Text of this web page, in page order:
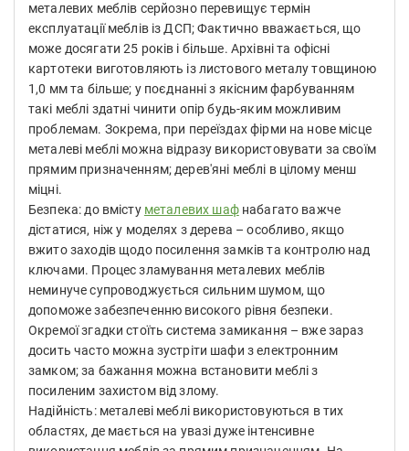
металевих меблів серйозно перевищує термін
експлуатації меблів із ДСП; Фактично вважається, що
може досягати 25 років і більше. Архівні та офісні
картотеки виготовляють із листового металу товщиною
1,0 мм та більше; у поєднанні з якісним фарбуванням
такі меблі здатні чинити опір будь-яким можливим
проблемам. Зокрема, при переїздах фірми на нове місце
металеві меблі можна відразу використовувати за своїм
прямим призначенням; дерев'яні меблі в цілому менш
міцні.
Безпека: до вмісту металевих шафнабагато важче
дістатися, ніж у моделях з дерева – особливо, якщо
вжито заходів щодо посилення замків та контролю над
ключами. Процес зламування металевих меблів
неминуче супроводжується сильним шумом, що
допоможе забезпеченню високого рівня безпеки.
Окремої згадки стоїть система замикання – вже зараз
досить часто можна зустріти шафи з електронним
замком; за бажання можна встановити меблі з
посиленим захистом від злому.
Надійність: металеві меблі використовуються в тих
областях, де мається на увазі дуже інтенсивне